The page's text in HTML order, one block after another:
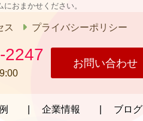
おまかせください。
ス プライバシーポリシー
2247 お問い合わせ
企業情報 ブログ